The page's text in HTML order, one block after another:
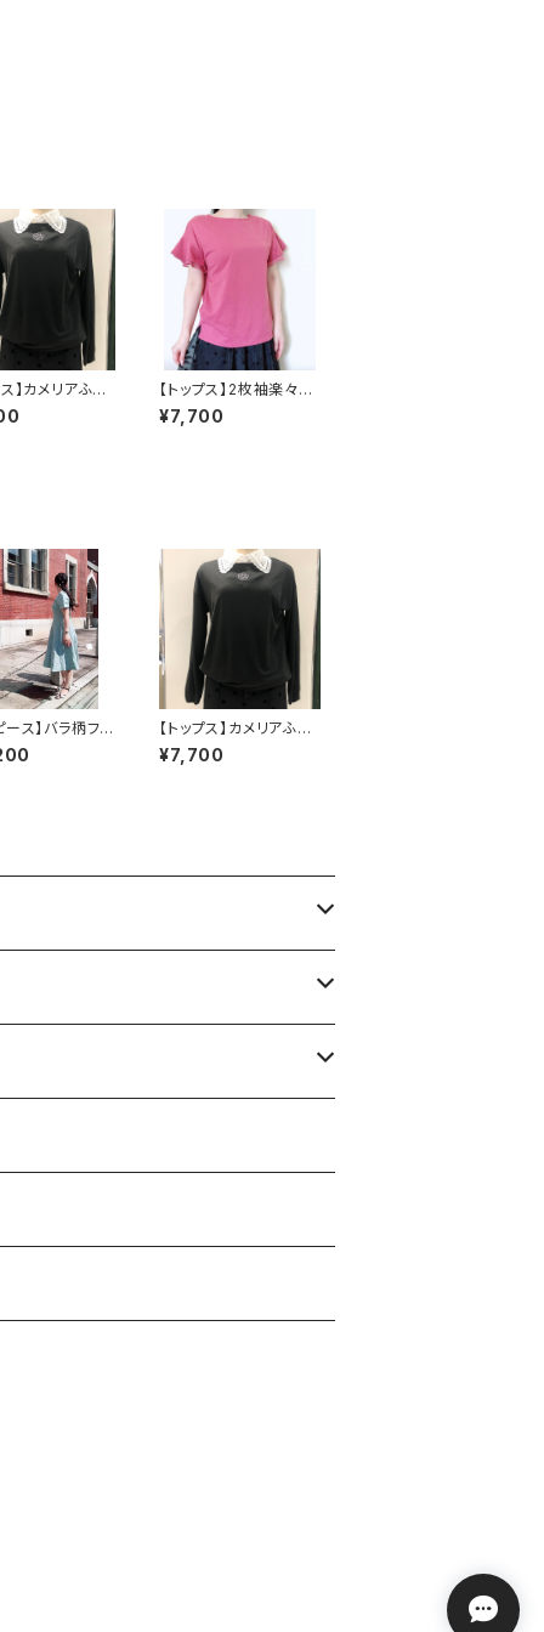
ス】カメリアふわ
グTシャツ
【トップス】2枚袖楽々U
VTシャツ
¥7,700
ース】バラ柄フレ
ース
【トップス】カメリアふわ
もちロングTシャツ
¥7,700